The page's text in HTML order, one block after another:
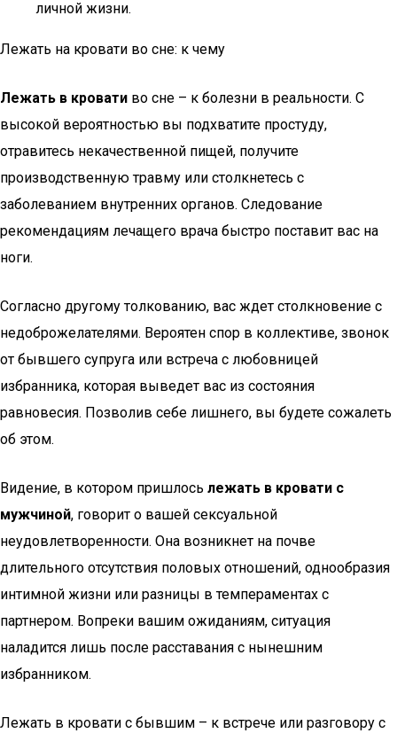
личной жизни.
Лежать на кровати во сне: к чему
Лежать в кровати во сне – к болезни в реальности. С
высокой вероятностью вы подхватите простуду,
отравитесь некачественной пищей, получите
производственную травму или столкнетесь с
заболеванием внутренних органов. Следование
рекомендациям лечащего врача быстро поставит вас на
ноги.
Согласно другому толкованию, вас ждет столкновение с
недоброжелателями. Вероятен спор в коллективе, звонок
от бывшего супруга или встреча с любовницей
избранника, которая выведет вас из состояния
равновесия. Позволив себе лишнего, вы будете сожалеть
об этом.
Видение, в котором пришлось лежать в кровати с
мужчиной, говорит о вашей сексуальной
неудовлетворенности. Она возникнет на почве
длительного отсутствия половых отношений, однообразия
интимной жизни или разницы в темпераментах с
партнером. Вопреки вашим ожиданиям, ситуация
наладится лишь после расставания с нынешним
избранником.
Лежать в кровати с бывшим – к встрече или разговору с